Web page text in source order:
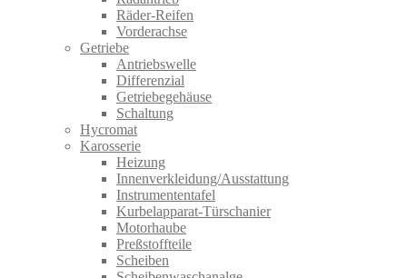
Räder-Reifen
Vorderachse
Getriebe
Antriebswelle
Differenzial
Getriebegehäuse
Schaltung
Hycromat
Karosserie
Heizung
Innenverkleidung/Ausstattung
Instrumententafel
Kurbelapparat-Türschanier
Motorhaube
Preßstoffteile
Scheiben